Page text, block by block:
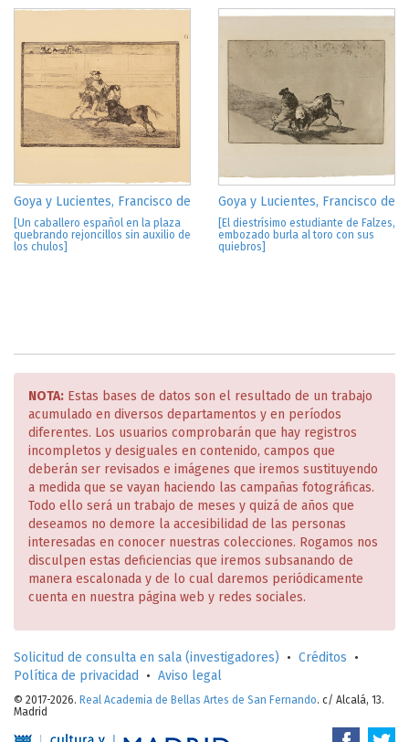
and "Los Disparates", Meadows Museum, Southern
MARTÍNEZ-NOVILLO, Á., "Goya, Bayeu y la fiesta de los
toros", en
Fiestas de toros y sociedad: actas del Congreso
Internacional celebrado en Sevilla del 26 de noviembre al 1
de diciembre de 2001,
Universidad, Sevilla, 2003, 751-770
MEDRANO, J. M., MATILLA, J.M.
La tauromaquia de Goya,
fuentes y significado, Diputación Provincial de Valencia,
MEDRANO, J.M., "Sobre Goya y el mundo de los toros", en
auromaquia, Francisco de Goya. Visión crítica de una fiesta
Fundación Museo de Artes del Grabado a la Estampa Digital,
Artes, A Coruña, 2003, 7-31. También pub. enTauromaquia.
Francisco de Goya
, Planeta, Barcelona, 2006, 17-27
exposición, Universidad del País Vasco, Bilbao, 2004
Tauromaquias, Goya y Carnicero. Fundación Cultural Mapfre
Vida, Madrid, 2005
BLAS, J., MEDRANO, J. M.,Tauromaquia, una mirada crítica.
Francisco de Goya, Ministerio de Cultura, Madrid, 2006
BLAS, J., "La Tauromaquia de Goya", en El libro de la
Tauromaquia. Francisco de Goya , Museo del Prado, Madrid,
2001. También pub. enTauromaquias. Goya y Carnicero,
Fundación Cultural Mapfre, Madrid, 2005. Reed. en
Tauromaquia. Francisco de Goya, Planeta, Barcelona, 2006
MATILLA, J.M., MEDRANO, J.M., "La fortuna crítica de la
Tauromaquia", enEl libro de la Tauromaquia. Francisco de
Goya , Museo Nacional del Prado, Madrid, 2001. También pub.
enTauromaquias. Goya y Carnicero, Fundación Cultural
Goya, Planeta, Barcelona, 2006
[MATILLA, J.M.], "Estampa 11. El Cid Campeador lanceando
otro toro", enTauromaquia. Francisco de Goya
Barcelona, 2006, 178-185
BLAS, J., CARRETE, J., MEDRANO, J.M., MARTÍNEZ-NOVILLO, A.,
Goya y Lucientes, Francisco de
[Un caballero español en la plaza
quebrando rejoncillos sin auxilio de
los chulos]
Goya y Lucientes, Francisco de
[El diestrísimo estudiante de Falzes,
embozado burla al toro con sus
quiebros]
NOTA: Estas bases de datos son el resultado de un trabajo
acumulado en diversos departamentos y en períodos
diferentes. Los usuarios comprobarán que hay registros
incompletos y desiguales en contenido, campos que
deberán ser revisados e imágenes que iremos sustituyendo
a medida que se vayan haciendo las campañas fotográficas.
Todo ello será un trabajo de meses y quizá de años que
deseamos no demore la accesibilidad de las personas
interesadas en conocer nuestras colecciones. Rogamos nos
disculpen estas deficiencias que iremos subsanando de
manera escalonada y de lo cual daremos periódicamente
cuenta en nuestra página web y redes sociales.
Solicitud de consulta en sala (investigadores) • Créditos •
Política de privacidad
• Aviso legal
© 2017-2026. Real Academia de Bellas Artes de San Fernando. c/ Alcalá, 13.
Madrid